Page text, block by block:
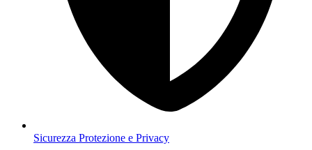
Sicurezza Protezione e Privacy